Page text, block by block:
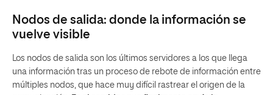
Nodos de salida: donde la información se
vuelve visible
Los nodos de salida son los últimos servidores a los que llega
una información tras un proceso de rebote de información entre
múltiples nodos, que hace muy difícil rastrear el origen de la